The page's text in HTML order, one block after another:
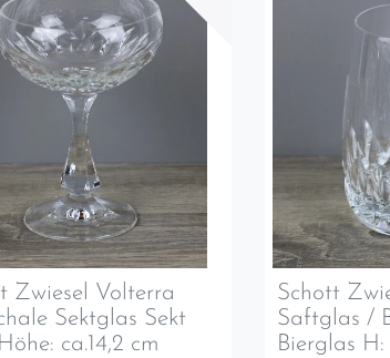
Zwiesel Volterra
Sektglas Sekt
ca.14,2 cm
Schott
Saftglas /
Bierglas H: